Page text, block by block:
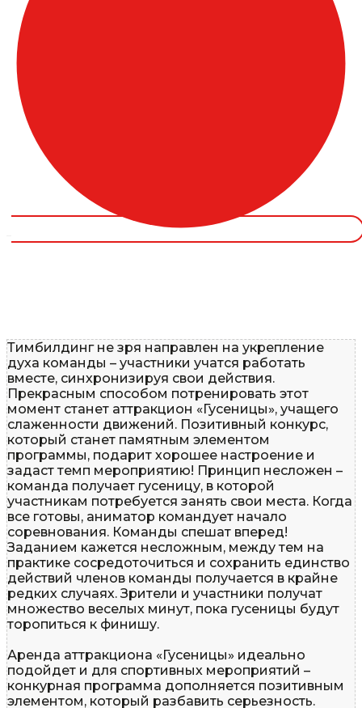
Тимбилдинг не зря направлен на укрепление
духа команды – участники учатся работать
вместе, синхронизируя свои действия.
Прекрасным способом потренировать этот
момент станет аттракцион «Гусеницы», учащего
слаженности движений. Позитивный конкурс,
который станет памятным элементом
программы, подарит хорошее настроение и
задаст темп мероприятию! Принцип несложен –
команда получает гусеницу, в которой
участникам потребуется занять свои места. Когда
все готовы, аниматор командует начало
соревнования. Команды спешат вперед!
Заданием кажется несложным, между тем на
практике сосредоточиться и сохранить единство
действий членов команды получается в крайне
редких случаях. Зрители и участники получат
множество веселых минут, пока гусеницы будут
торопиться к финишу.
Аренда аттракциона «Гусеницы» идеально
подойдет и для спортивных мероприятий –
конкурная программа дополняется позитивным
элементом, который разбавить серьезность.